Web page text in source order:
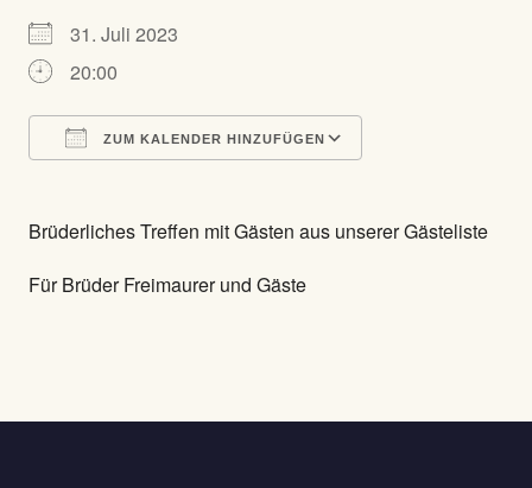
31. Juli 2023
20:00
ZUM KALENDER HINZUFÜGEN
Brüderliches Treffen mit Gästen aus unserer Gästeliste
Für Brüder Freimaurer und Gäste